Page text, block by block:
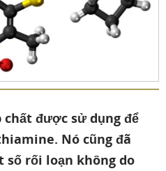
được sử dụng để
Nó cũng đã
số rối loạn không do